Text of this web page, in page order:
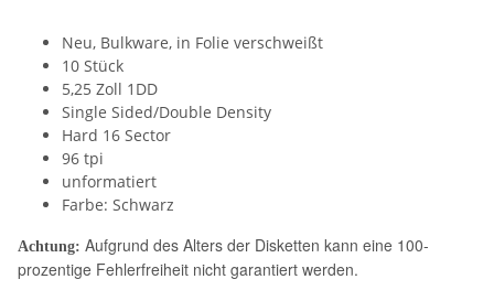
Neu, Bulkware, in Folie verschweißt
10 Stück
5,25 Zoll 1DD
Single Sided/Double Density
Hard 16 Sector
96 tpi
unformatiert
Farbe: Schwarz
Achtung: Aufgrund des Alters der Disketten kann eine 100-
prozentige Fehlerfreiheit nicht garantiert werden.